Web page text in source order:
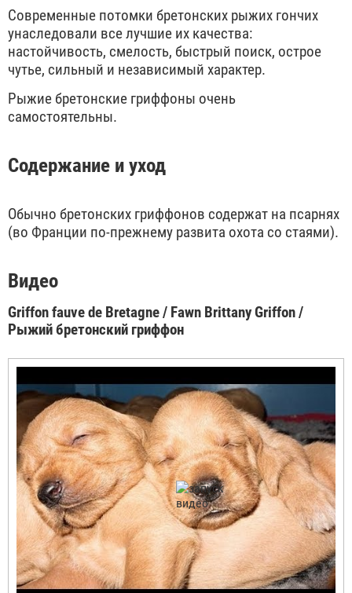
Современные потомки бретонских рыжих гончих
унаследовали все лучшие их качества:
настойчивость, смелость, быстрый поиск, острое
чутье, сильный и независимый характер.
Рыжие бретонские гриффоны очень
самостоятельны.
Содержание и уход
Обычно бретонских гриффонов содержат на псарнях
(во Франции по-прежнему развита охота со стаями).
Видео
Griffon fauve de Bretagne / Fawn Brittany Griffon /
Рыжий бретонский гриффон